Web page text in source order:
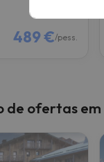
489 €/pess.
de ofertas em